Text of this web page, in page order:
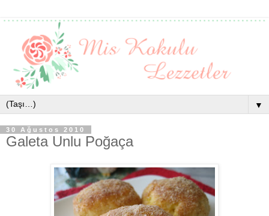
▼
30 Ağustos 2010
Galeta Unlu Poğaça